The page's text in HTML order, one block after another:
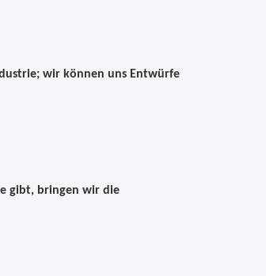
wir können uns Entwürfe
gibt, bringen wir die